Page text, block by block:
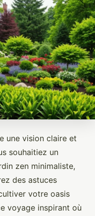
une vision claire et
souhaitiez un
zen minimaliste,
des astuces
votre oasis
voyage inspirant où